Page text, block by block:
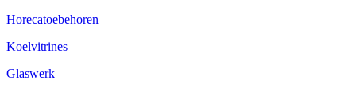
Horecatoebehoren
Koelvitrines
Glaswerk